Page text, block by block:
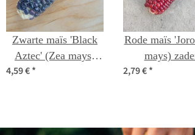
Zwarte maïs 'Black
Aztec' (Zea mays)
4,59 €*
Rode maïs
mays)
2,79 €*